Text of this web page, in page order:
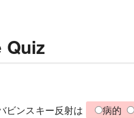
Quiz
ビンスキー反射は
病的